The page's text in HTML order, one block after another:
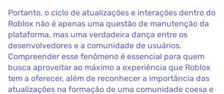
Portanto, o ciclo de atualizações e interações dentro do
Roblox não é apenas uma questão de manutenção da
plataforma, mas uma verdadeira dança entre os
desenvolvedores e a comunidade de usuários.
Compreender esse fenômeno é essencial para quem
busca aproveitar ao máximo a experiência que Roblox
tem a oferecer, além de reconhecer a importância das
atualizações na formação de uma comunidade coesa e